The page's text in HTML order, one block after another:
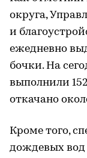
округа,
и
ежедневно
бочки. На
выполнили
откачано
Кроме того,
дождевых